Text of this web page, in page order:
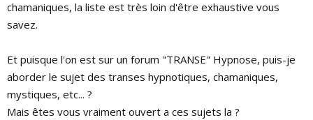
chamaniques, la liste est très loin d'être exhaustive vous
savez.
Et puisque l'on est sur un forum "TRANSE" Hypnose, puis-je
aborder le sujet des transes hypnotiques, chamaniques,
mystiques, etc... ?
Mais êtes vous vraiment ouvert a ces sujets la ?